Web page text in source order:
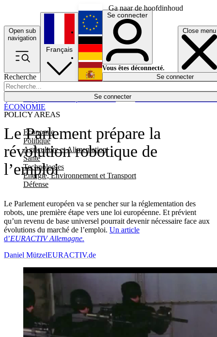
Ga naar de hoofdinhoud
Open sub
navigation
Close menu
Recherche
Se connecter
POLICY AREAS
Economie
Politique
Agriculture et Alimentation
Santé
Technologies
Energie, Environnement et Transport
Défense
Économie
Français
English
Deutsch
Español
Se connecter
Vous êtes déconnecté.
Se connecter
Le Parlement prépare la
révolution robotique de
l’emploi
Le Parlement européen va se pencher sur la réglementation des
robots, une première étape vers une loi européenne. Et prévient
qu’un revenu de base universel pourrait devenir nécessaire face aux
évolutions du marché de l’emploi. Un article
d’EURACTIV Allemagne.
ÉCONOMIE
Daniel MützelEURACTIV.de